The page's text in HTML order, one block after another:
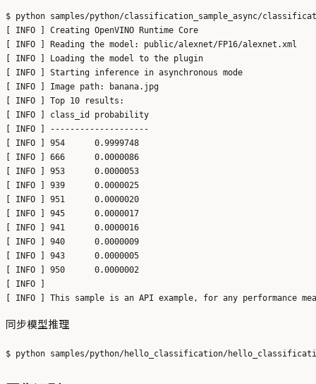
$ python samples/python/classification_sample_async/
[ INFO ] Creating OpenVINO Runtime Core
[ INFO ] Reading the model: public/alexnet/FP16/alexnet.xml
[ INFO ] Loading the model to the plugin
[ INFO ] Starting inference in asynchronous mode
[ INFO ] Image path: banana.jpg
[ INFO ] Top 10 results:
[ INFO ] class_id probability
[ INFO ] --------------------
[ INFO ] 954      0.9999748
[ INFO ] 666      0.0000086
[ INFO ] 953      0.0000053
[ INFO ] 939      0.0000025
[ INFO ] 951      0.0000020
[ INFO ] 945      0.0000017
[ INFO ] 941      0.0000016
[ INFO ] 940      0.0000009
[ INFO ] 943      0.0000005
[ INFO ] 950      0.0000002
[ INFO ]
同步模型推理